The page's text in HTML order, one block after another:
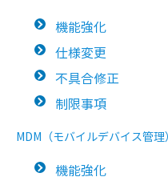
機能強化
仕様変更
不具合修正
制限事項
MDM（モバイルデバイス管理）
機能強化